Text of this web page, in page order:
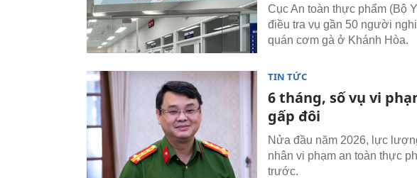
Cục An toàn thực phẩm (Bộ
điều tra vụ gần 50 người
quán cơm gà ở Khánh Hòa.
TIN TỨC
6 tháng, số vụ vi
gấp đôi
Nửa đầu năm 2026, lực
nhân vi phạm an toàn thực
trước.